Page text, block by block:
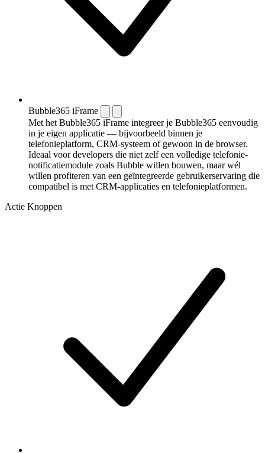
Bubble365 iFrame
Met het Bubble365 iFrame integreer je Bubble365 eenvoudig
in je eigen applicatie — bijvoorbeeld binnen je
telefonieplatform, CRM-systeem of gewoon in de browser.
Ideaal voor developers die niet zelf een volledige telefonie-
notificatiemodule zoals Bubble willen bouwen, maar wél
willen profiteren van een geïntegreerde gebruikerservaring die
compatibel is met CRM-applicaties en telefonieplatformen.
Actie Knoppen